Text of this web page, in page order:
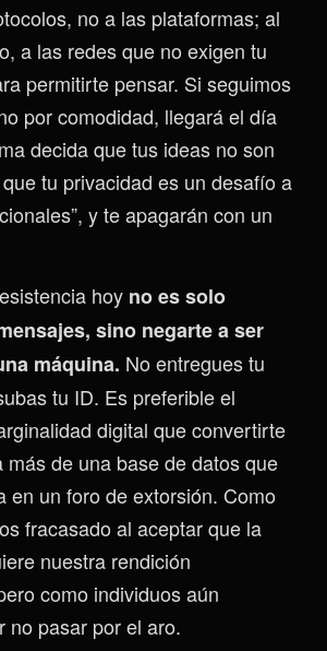
no a las plataformas; al
a las redes que no exigen tu
permitirte pensar. Si seguimos
por comodidad, llegará el día
decida que tus ideas no son
que tu privacidad es un desafío a
y te apagarán con un
hoy no es solo
sino negarte a ser
máquina. No entregues tu
tu ID. Es preferible el
digital que convertirte
más de una base de datos que
en un foro de extorsión. Como
fracasado al aceptar que la
nuestra rendición
como individuos aún
no pasar por el aro.